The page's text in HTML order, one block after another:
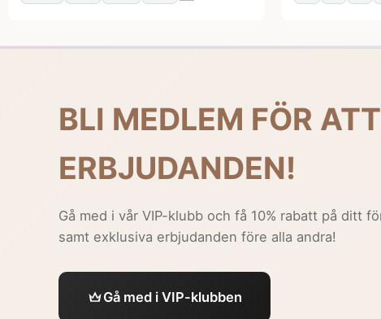
BLI MEDLEM FÖR
ERBJUDANDEN!
Gå med i vår VIP-klubb och få 10% rabatt på ditt
samt exklusiva erbjudanden före alla andra!
Gå med i VIP-klubben